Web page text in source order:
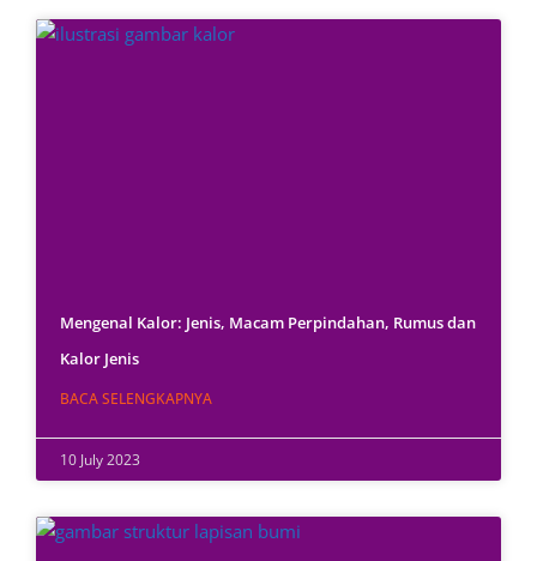
Mengenal Kalor: Jenis, Macam Perpindahan, Rumus dan
Kalor Jenis
BACA SELENGKAPNYA
10 July 2023